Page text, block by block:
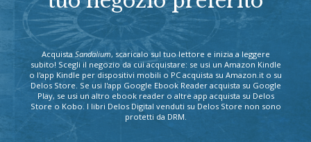
Acquista Sandalium, scaricalo sul tuo lettore e inizia a leggere
subito! Scegli il negozio da cui acquistare: se usi un Amazon Kindle
o l'app Kindle per dispositivi mobili o PC acquista su Amazon.it o su
Delos Store. Se usi l'app Google Ebook Reader acquista su Google
Play, se usi un altro ebook reader o altre app acquista su Delos
Store o Kobo. I libri Delos Digital venduti su Delos Store non sono
protetti da DRM.